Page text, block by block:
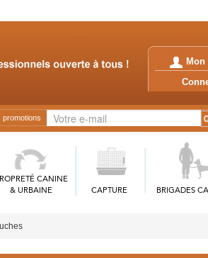
Mon
promotions
CANINE
& URBAINE
CAPTURE BRIGADES